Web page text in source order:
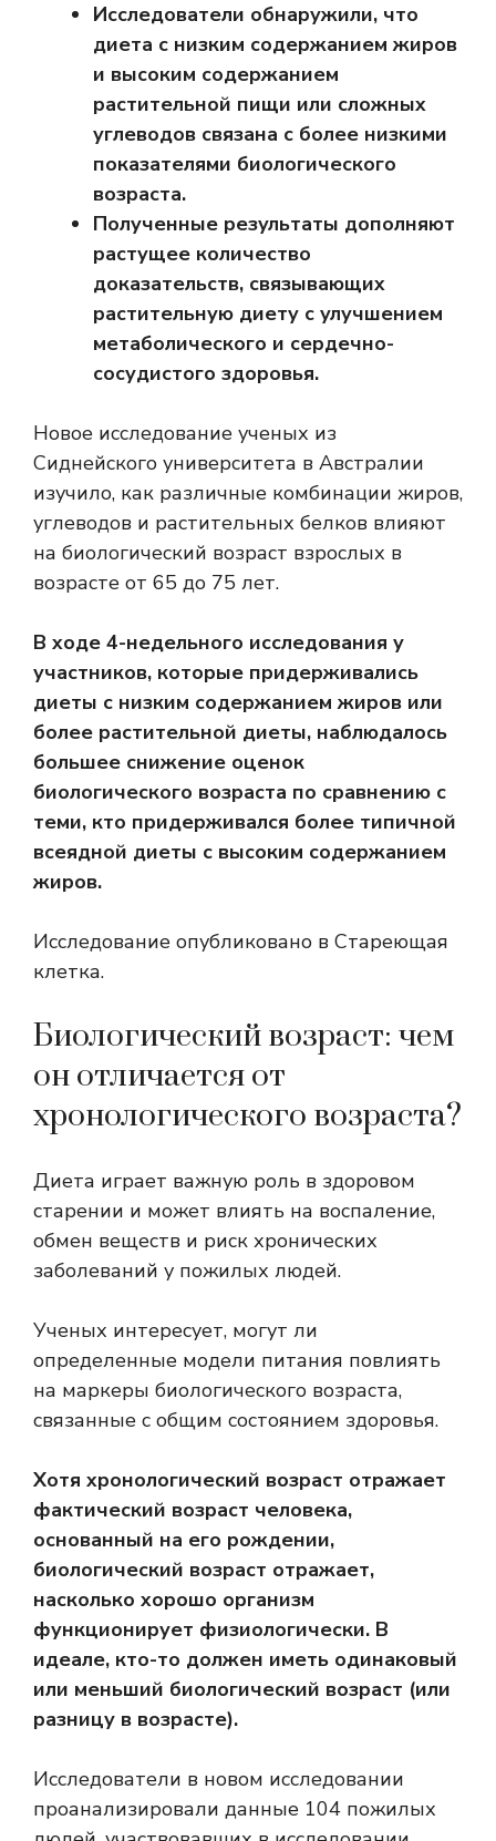
Исследователи обнаружили, что
диета с низким содержанием жиров
и высоким содержанием
растительной пищи или сложных
углеводов связана с более низкими
показателями биологического
возраста.
Полученные результаты дополняют
растущее количество
доказательств, связывающих
растительную диету с улучшением
метаболического и сердечно-
сосудистого здоровья.
Новое исследование ученых из
Сиднейского университета в Австралии
изучило, как различные комбинации жиров,
углеводов и растительных белков влияют
на биологический возраст взрослых в
возрасте от 65 до 75 лет.
В ходе 4-недельного исследования у
участников, которые придерживались
диеты с низким содержанием жиров или
более растительной диеты, наблюдалось
большее снижение оценок
биологического возраста по сравнению с
теми, кто придерживался более типичной
всеядной диеты с высоким содержанием
жиров.
Исследование опубликовано в Стареющая
клетка.
Биологический возраст: чем
он отличается от
хронологического возраста?
Диета играет важную роль в здоровом
старении и может влиять на воспаление,
обмен веществ и риск хронических
заболеваний у пожилых людей.
Ученых интересует, могут ли
определенные модели питания повлиять
на маркеры биологического возраста,
связанные с общим состоянием здоровья.
Хотя хронологический возраст отражает
фактический возраст человека,
основанный на его рождении,
биологический возраст отражает,
насколько хорошо организм
функционирует физиологически. В
идеале, кто-то должен иметь одинаковый
или меньший биологический возраст (или
разницу в возрасте).
Исследователи в новом исследовании
проанализировали данные 104 пожилых